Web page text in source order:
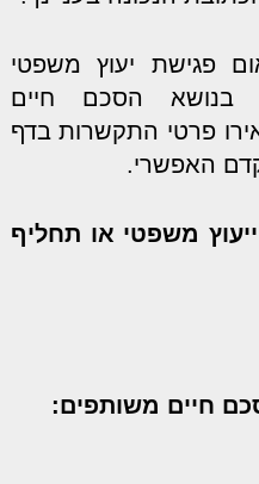
פגישת יעוץ משפטי
בנושא הסכם חיים
פרטי התקשרות בדף
האפשרי.
משפטי או תחליף
חיים משותפים: